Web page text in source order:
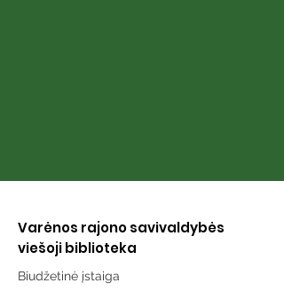
Varėnos rajono savivaldybės
viešoji biblioteka
Biudžetinė įstaiga